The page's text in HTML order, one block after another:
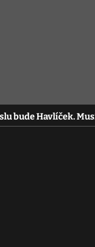
bude Havlíček.